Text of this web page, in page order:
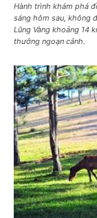
Hành trình khám phá
sáng hôm sau, không
Lũng Vàng khoảng 14
thưởng ngoạn cảnh.